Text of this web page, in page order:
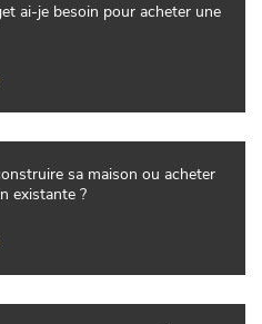
ai-je besoin pour acheter une
sa maison ou acheter
existante ?